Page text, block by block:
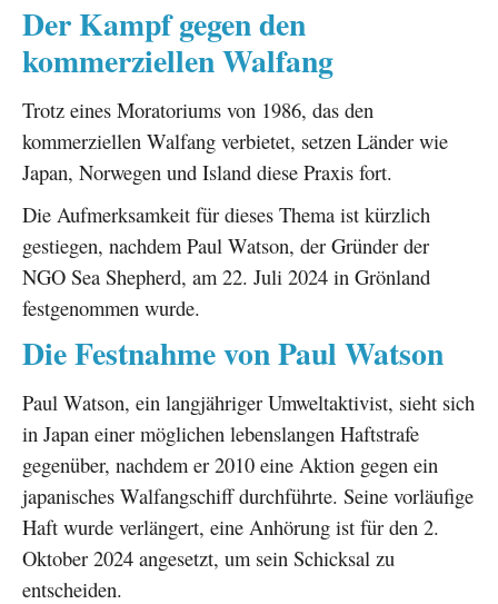
Der Kampf gegen den
kommerziellen Walfang
Trotz eines Moratoriums von 1986, das den
kommerziellen Walfang verbietet, setzen Länder wie
Japan, Norwegen und Island diese Praxis fort.
Die Aufmerksamkeit für dieses Thema ist kürzlich
gestiegen, nachdem Paul Watson, der Gründer der
NGO Sea Shepherd, am 22. Juli 2024 in Grönland
festgenommen wurde.
Die Festnahme von Paul Watson
Paul Watson, ein langjähriger Umweltaktivist, sieht sich
in Japan einer möglichen lebenslangen Haftstrafe
gegenüber, nachdem er 2010 eine Aktion gegen ein
japanisches Walfangschiff durchführte. Seine vorläufige
Haft wurde verlängert, eine Anhörung ist für den 2.
Oktober 2024 angesetzt, um sein Schicksal zu
entscheiden.